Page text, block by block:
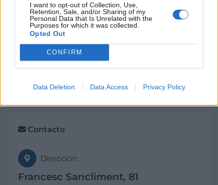
I want to opt-out of Collection, Use,
Retention, Sale, and/or Sharing of my
Personal Data that Is Unrelated with the
Purposes for which it was collected.
Opted Out
CONFIRM
Data Deletion Data Access Privacy Policy
Región
España
Cataluña
Vic
Contacto
Dirección
Francesc Sancliment, 81